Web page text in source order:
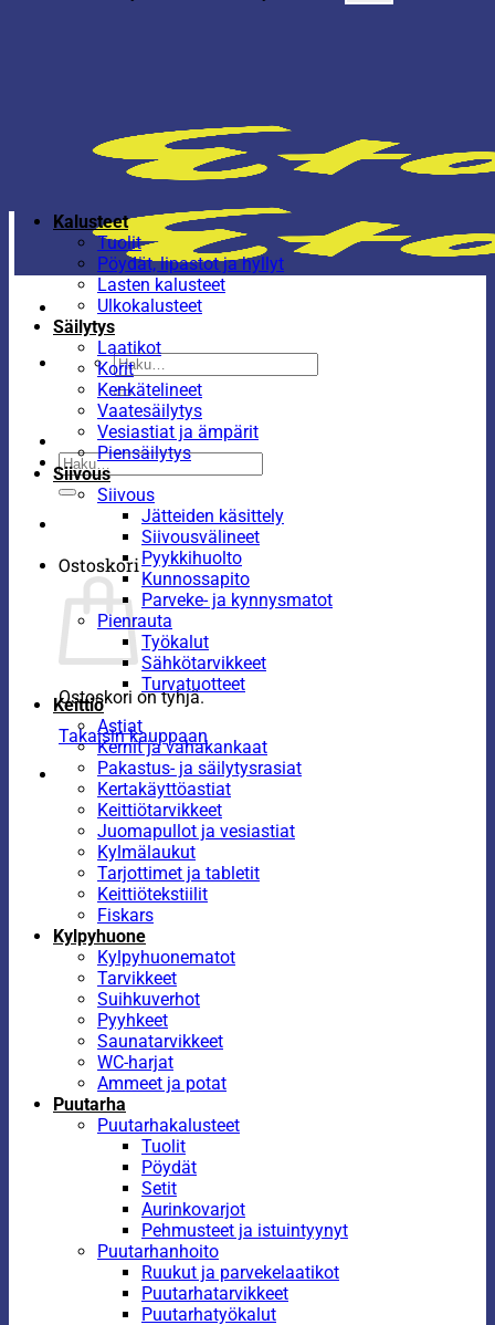
Etsi:
Etsi:
Ostoskori
Ostoskori on tyhjä.
Takaisin kauppaan
Kalusteet
Tuolit
Pöydät, lipastot ja hyllyt
Lasten kalusteet
Ulkokalusteet
Säilytys
Laatikot
Korit
Kenkätelineet
Vaatesäilytys
Vesiastiat ja ämpärit
Piensäilytys
Siivous
Siivous
Jätteiden käsittely
Siivousvälineet
Pyykkihuolto
Kunnossapito
Parveke- ja kynnysmatot
Pienrauta
Työkalut
Sähkötarvikkeet
Turvatuotteet
Keittiö
Astiat
Kernit ja vahakankaat
Pakastus- ja säilytysrasiat
Kertakäyttöastiat
Keittiötarvikkeet
Juomapullot ja vesiastiat
Kylmälaukut
Tarjottimet ja tabletit
Keittiötekstiilit
Fiskars
Kylpyhuone
Kylpyhuonematot
Tarvikkeet
Suihkuverhot
Pyyhkeet
Saunatarvikkeet
WC-harjat
Ammeet ja potat
Puutarha
Puutarhakalusteet
Tuolit
Pöydät
Setit
Aurinkovarjot
Pehmusteet ja istuintyynyt
Puutarhanhoito
Ruukut ja parvekelaatikot
Puutarhatarvikkeet
Puutarhatyökalut